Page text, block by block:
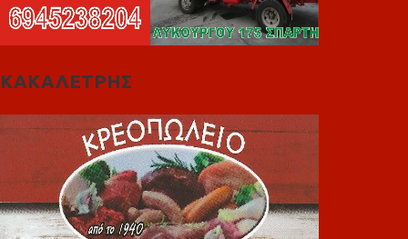
ΚΑΚΑΛΕΤΡΗΣ